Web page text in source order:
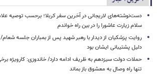
دست‌نوشته‌های لاریجانی در آخرین سفر کربلا؛ برحسب توصیه
سلام زیارت عاشورا را در بین راه خواندم
روایت پزشکیان از دیدار با رهبر شهید پس از بمباران جلسه
دلیل پشتیبانی ایشان بود
حملات دولت سیزدهم به ظریف ادامه دارد/ خاندوزی: کارویژه
تنها راه وصال به معشوق باز بماند